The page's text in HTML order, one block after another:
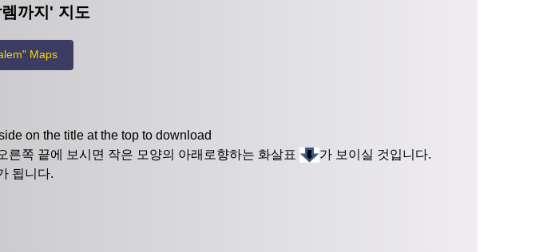
까지' 지도
Maps
on the title at the top to download
른쪽 끝에 보시면 작은 모양의 아래로향하는 화살표
가 보이실 것입니다.
됩니다.